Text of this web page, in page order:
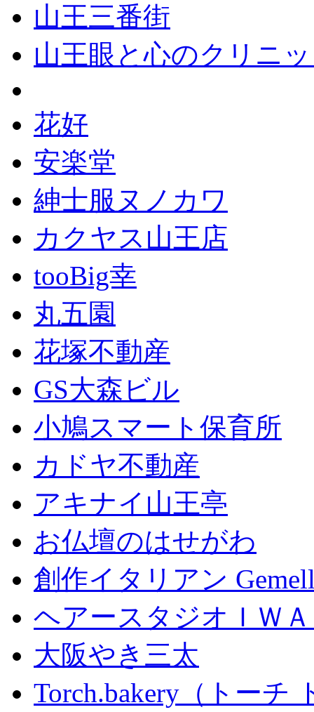
山王三番街
山王眼と心のクリニ
花好
安楽堂
紳士服ヌノカワ
カクヤス山王店
tooBig幸
丸五園
花塚不動産
GS大森ビル
小鳩スマート保育所
カドヤ不動産
アキナイ山王亭
お仏壇のはせがわ
創作イタリアン
ヘアースタジオＩＷ
大阪やき三太
Torch.bakery（トーチ